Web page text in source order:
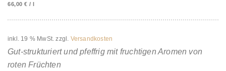
66,00 € / l
inkl. 19 % MwSt. zzgl. Versandkosten
Gut-strukturiert und pfeffrig mit fruchtigen Aromen von
roten Früchten